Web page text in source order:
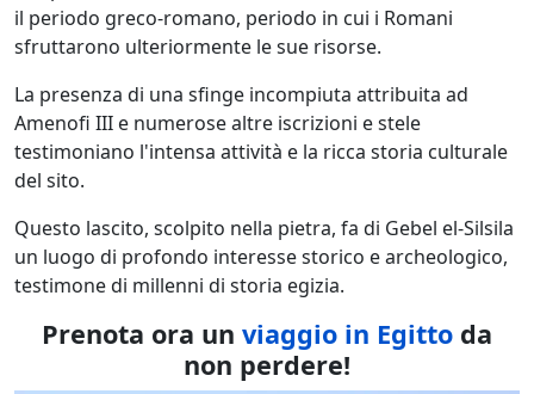
il periodo greco-romano, periodo in cui i Romani
sfruttarono ulteriormente le sue risorse.
La presenza di una sfinge incompiuta attribuita ad
Amenofi III e numerose altre iscrizioni e stele
testimoniano l'intensa attività e la ricca storia culturale
del sito.
Questo lascito, scolpito nella pietra, fa di Gebel el-Silsila
un luogo di profondo interesse storico e archeologico,
testimone di millenni di storia egizia.
Prenota ora un viaggio in Egitto da
non perdere!